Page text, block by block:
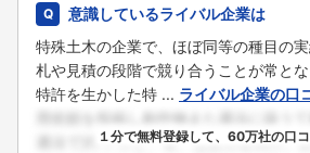
意識しているライバル企業は
特殊土木の企業で、ほぼ同等の種目の
札や見積の段階で競り合うことが常とな
特許を生かした特 ... ライバル企業の口
１分で無料登録して、60万社の口